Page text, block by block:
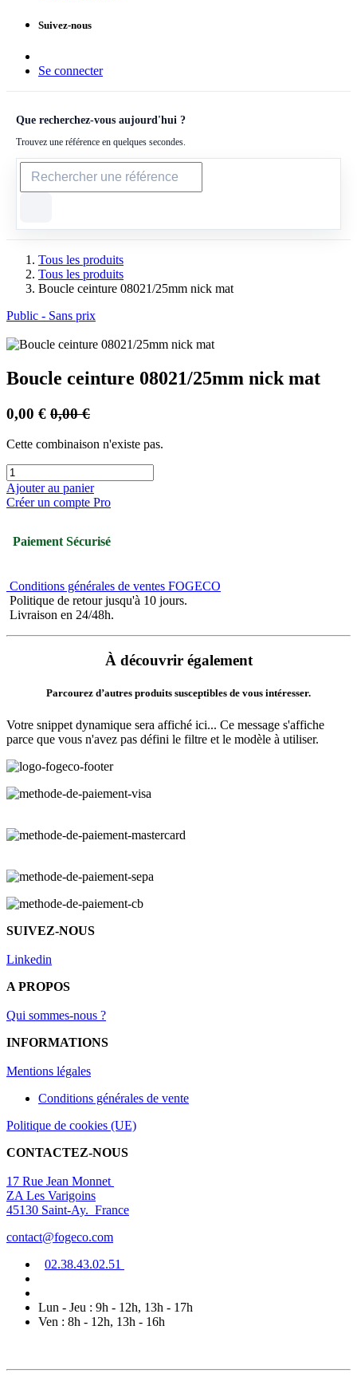
Suivez-nous
Se connecter
Que recherchez-vous aujourd'hui ?
Trouvez une référence en quelques secondes.
Tous les produits
Tous les produits
Boucle ceinture 08021/25mm nick mat
Public - Sans prix
Boucle ceinture 08021/25mm nick mat
0,00 € 0,00€
Cette combinaison n'existe pas.
Ajouter au panier
Créer un compte Pro
Paiement Sécurisé
Conditions générales de ventes FOGECO
Politique de retour jusqu'à 10 jours.
Livraison en 24/48h.
À découvrir également
Parcourez d’autres produits susceptibles de vous intéresser.
Votre snippet dynamique sera affiché ici... Ce message s'affiche
parce que vous n'avez pas défini le filtre et le modèle à utiliser.
SUIVEZ-NOUS
Linkedin
A PROPOS
Qui sommes-nous ?
INFORMATIONS
Mentions légales
Conditions générales de vente
Politique de cookies (UE)
CONTACTEZ-NOUS
17 Rue Jean Monnet
ZA Les Varigoins
45130 Saint-Ay. France
contact@fogeco.com
02.38.43.02.51
Lun - Jeu : 9h - 12h, 13h - 17h
Ven : 8h - 12h, 13h - 16h